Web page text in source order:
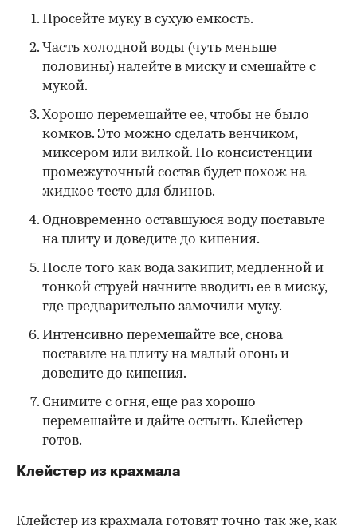
Просейте муку в сухую емкость.
Часть холодной воды (чуть меньше
половины) налейте в миску и смешайте с
мукой.
Хорошо перемешайте ее, чтобы не было
комков. Это можно сделать венчиком,
миксером или вилкой. По консистенции
промежуточный состав будет похож на
жидкое тесто для блинов.
Одновременно оставшуюся воду поставьте
на плиту и доведите до кипения.
После того как вода закипит, медленной и
тонкой струей начните вводить ее в миску,
где предварительно замочили муку.
Интенсивно перемешайте все, снова
поставьте на плиту на малый огонь и
доведите до кипения.
Снимите с огня, еще раз хорошо
перемешайте и дайте остыть. Клейстер
готов.
Клейстер из крахмала
Клейстер из крахмала готовят точно так же, как